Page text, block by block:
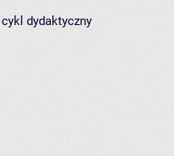
dydaktyczny